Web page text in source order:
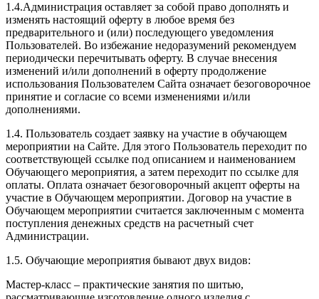
1.4.Администрация оставляет за собой право дополнять и
изменять настоящий оферту в любое время без
предварительного и (или) последующего уведомления
Пользователей. Во избежание недоразумений рекомендуем
периодически перечитывать оферту. В случае внесения
изменений и/или дополнений в оферту продолжение
использования Пользователем Сайта означает безоговорочное
принятие и согласие со всеми изменениями и/или
дополнениями.
1.4. Пользователь создает заявку на участие в обучающем
мероприятии на Сайте. Для этого Пользователь переходит по
соответствующей ссылке под описанием и наименованием
Обучающего мероприятия, а затем переходит по ссылке для
оплаты. Оплата означает безоговорочный акцепт оферты на
участие в Обучающем мероприятии. Договор на участие в
Обучающем мероприятии считается заключенным с момента
поступления денежных средств на расчетный счет
Администрации.
1.5. Обучающие мероприятия бывают двух видов:
Мастер-класс – практические занятия по шитью,